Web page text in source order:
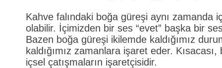
Kahve falındaki boğa güreşi aynı zamanda
olabilir. İçimizden bir ses “evet” başka bir
Bazen boğa güreşi ikilemde kaldığımız
kaldığımız zamanlara işaret eder.
içsel çatışmaların işaretçisidir.